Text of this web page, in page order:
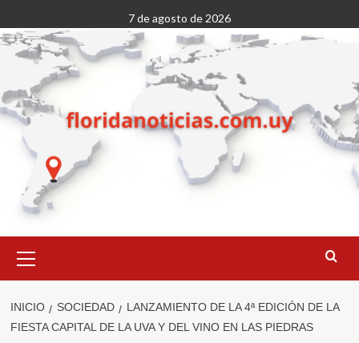
al
contenido
7 de agosto de 2026
primario
INICIO SOCIEDAD
LANZAMIENTO DE LA 4ª EDICIÓN DE LA
FIESTA CAPITAL DE LA UVA Y DEL VINO EN LAS PIEDRAS